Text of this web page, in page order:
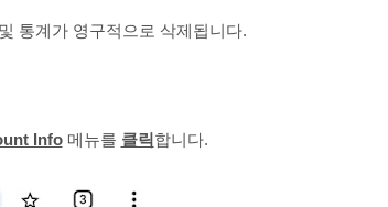
통계가 영구적으로 삭제됩니다.
Info메뉴를 클릭합니다.